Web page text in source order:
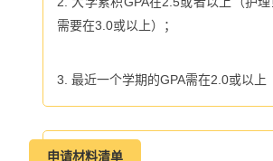
需要在3.0或以上）；
3. 最近一个学期的GPA需在2.0或以上
申请材料清单